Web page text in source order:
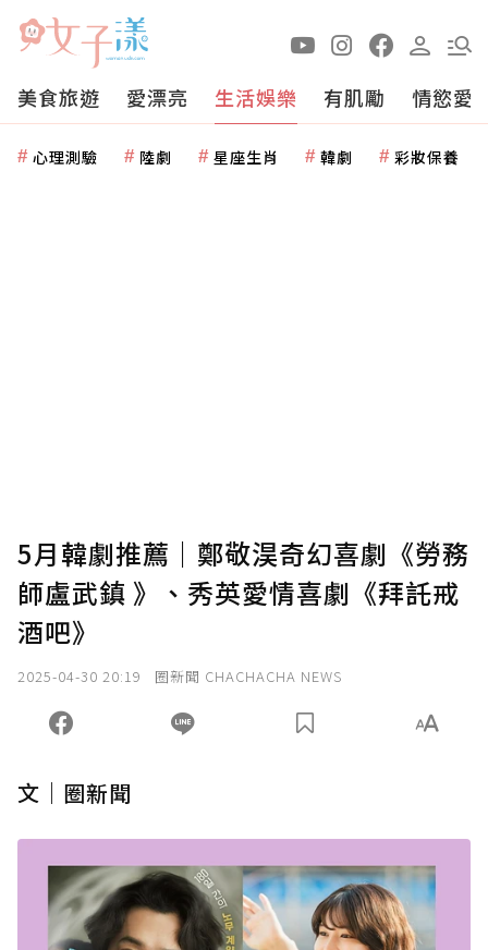
美食旅遊 愛漂亮 生活娛樂 有肌勵 情慾愛
心理測驗 陸劇 星座生肖 韓劇 彩妝保養
5月韓劇推薦｜鄭敬淏奇幻喜劇《勞務
師盧武鎮 》、秀英愛情喜劇《拜託戒
酒吧》
2025-04-30 20:19 圈新聞 CHACHACHA NEWS
文｜圈新聞